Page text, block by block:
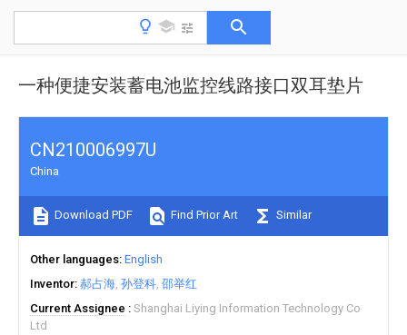
一种便捷安装蓄电池监控线路接口双耳垫片
CN210006997U
China
Download PDF Find Prior Art Similar
Other languages English
Inventor 郝占海 孙登科 邵举红
Current Assignee
Shanghai Liying Information Technology Co
Ltd